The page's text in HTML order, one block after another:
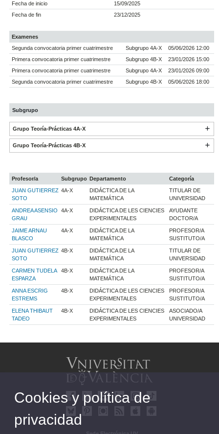
Fecha de inicio
15/09/2025
Fecha de fin
23/12/2025
Examenes
Segunda convocatoria primer cuatrimestre
Subgrupo 4A-X
05/06/2026 12:00
Primera convocatoria primer cuatrimestre
Subgrupo 4B-X
23/01/2026 15:00
Primera convocatoria primer cuatrimestre
Subgrupo 4A-X
23/01/2026 09:00
Segunda convocatoria primer cuatrimestre
Subgrupo 4B-X 05/06/2026 18:00
Subgrupo
Grupo Teoría-Prácticas 4A-X
Grupo Teoría-Prácticas 4B-X
Profesor/a Subgrupo Departamento
Categoría
JUAN GUTIERREZ
SOTO
4A-X
DIDÁCTICA DE LA
MATEMÁTICA
TITULAR DE
UNIVERSIDAD
ANDREA ASENSIO
GRAU
4A-X
DIDÁCTICA DE LES CIENCIES
EXPERIMENTALES
AYUDANTE
DOCTOR/A
JAIME ARNAU
BLASCO
4A-X
DIDÁCTICA DE LA
MATEMÁTICA
PROFESOR/A
SUSTITUTO/A
JUAN GUTIERREZ
SOTO
4B-X
DIDÁCTICA DE LA
MATEMÁTICA
TITULAR DE
UNIVERSIDAD
CARMEN TUDELA
ESPARZA
4B-X
DIDÁCTICA DE LA
MATEMÁTICA
PROFESOR/A
SUSTITUTO/A
ANNA ESCRIG
ESTREMS
4B-X
DIDÁCTICA DE LES CIENCIES
EXPERIMENTALES
PROFESOR/A
SUSTITUTO/A
ELENA THIBAUT
TADEO
4B-X
DIDÁCTICA DE LES CIENCIES
EXPERIMENTALES
ASOCIADO/A
UNIVERSIDAD
Cookies y política de
privacidad